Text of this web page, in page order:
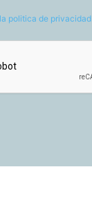
la politica de privacidad